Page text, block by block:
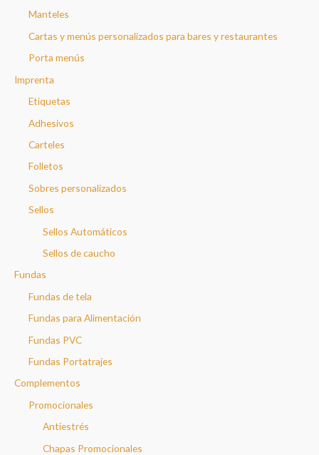
Manteles
Cartas y menús personalizados para bares y restaurantes
Porta menús
Imprenta
Etiquetas
Adhesivos
Carteles
Folletos
Sobres personalizados
Sellos
Sellos Automáticos
Sellos de caucho
Fundas
Fundas de tela
Fundas para Alimentación
Fundas PVC
Fundas Portatrajes
Complementos
Promocionales
Antiestrés
Chapas Promocionales